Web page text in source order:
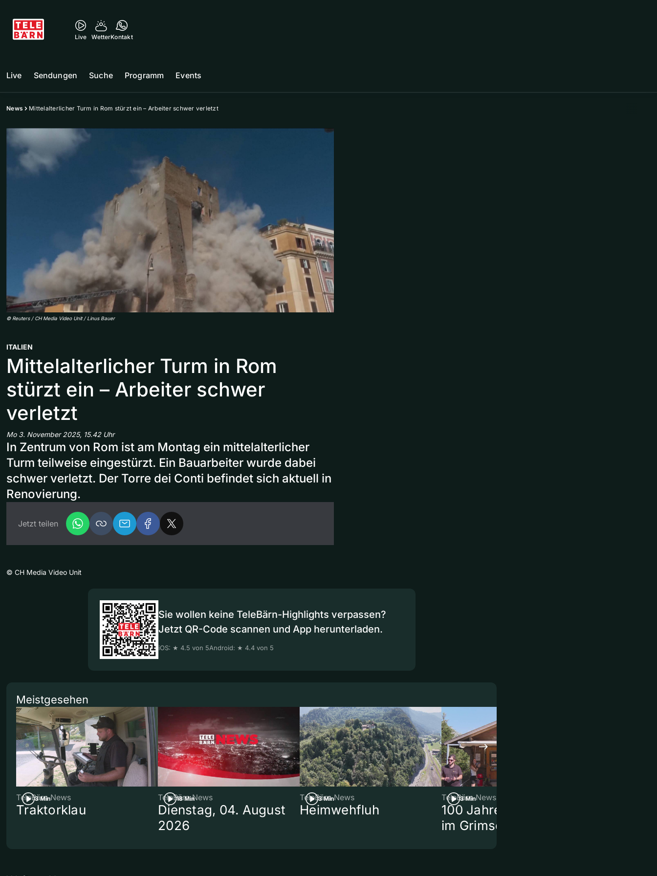
Live WetterKontakt
Live Sendungen Suche Programm Events
News Mittelalterlicher Turm in Rom stürzt ein – Arbeiter schwer verletzt
© Reuters / CH Media Video Unit / Linus Bauer
ITALIEN
Mittelalterlicher Turm in Rom
stürzt ein – Arbeiter schwer
verletzt
Mo 3. November 2025, 15.42 Uhr
In Zentrum von Rom ist am Montag ein mittelalterlicher
Turm teilweise eingestürzt. Ein Bauarbeiter wurde dabei
schwer verletzt. Der Torre dei Conti befindet sich aktuell in
Renovierung.
Jetzt teilen
© CH Media Video Unit
Sie wollen keine TeleBärn-Highlights verpassen?
Jetzt QR-Code scannen und App herunterladen.
iOS: ★ 4.5 von 5Android: ★ 4.4 von 5
Meistgesehen
3 Min
TeleBärn News
Traktorklau
18 Min
TeleBärn News
Dienstag, 04. August
2026
3 Min
TeleBärn News
Heimwehfluh
3 Min
TeleBärn News
100 Jahre Gelmerbahn
im Grimselgebiet